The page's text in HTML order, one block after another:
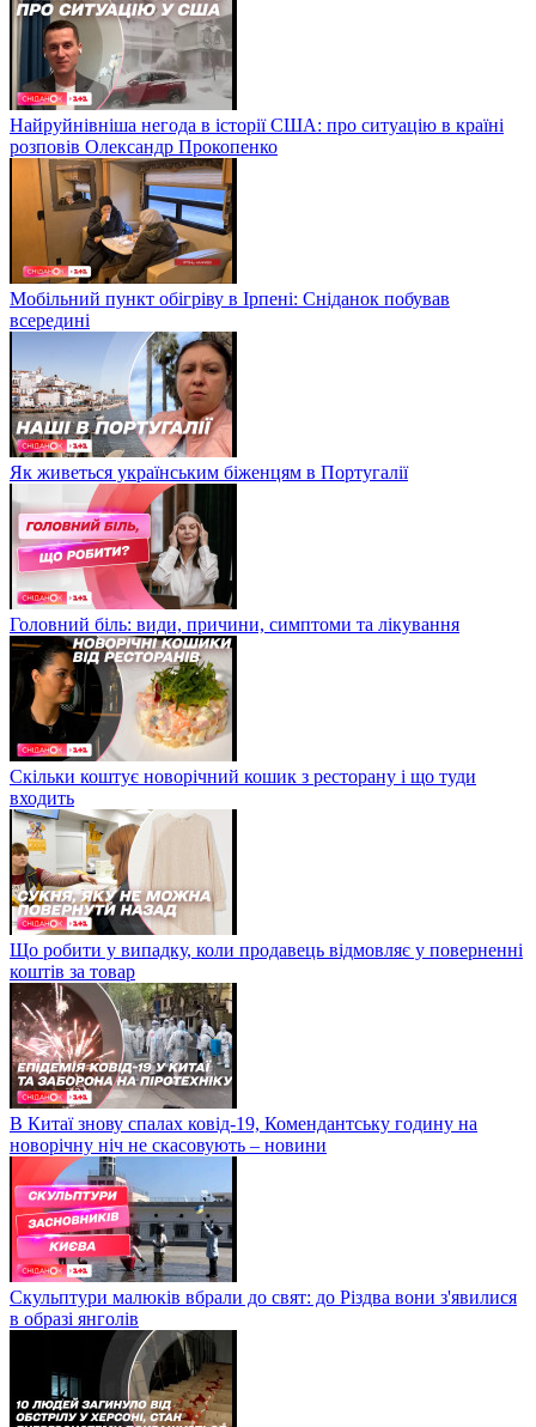
Найруйнівніша негода в історії США: про ситуацію в країні
розповів Олександр Прокопенко
Мобільний пункт обігріву в Ірпені: Сніданок побував
всередині
Як живеться українським біженцям в Португалії
Головний біль: види, причини, симптоми та лікування
Скільки коштує новорічний кошик з ресторану і що туди
входить
Що робити у випадку, коли продавець відмовляє у поверненні
коштів за товар
В Китаї знову спалах ковід-19, Комендантську годину на
новорічну ніч не скасовують – новини
Скульптури малюків вбрали до свят: до Різдва вони з'явилися
в образі янголів